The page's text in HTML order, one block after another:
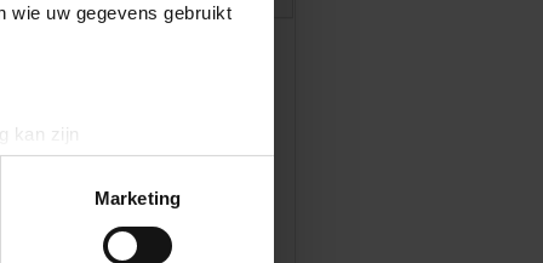
wie uw gegevens gebruikt
kan zijn
detailgedeeltein. U kunt uw
Marketing